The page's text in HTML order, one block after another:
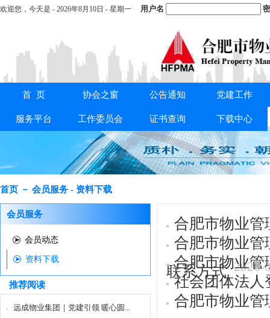
欢迎您， 今天是 - 2026年8月10日 - 星期一 用户名
首 页 协会之窗 公告通知 党建工作
服务平台 工作委员会 证书查询 下载中心
重要通知： 关于交纳2025年度会费的通知
首页 － 会员服务 - 资料下载
会员服务
会员动态
资料下载
推荐阅读
远成物业集团｜党建引领 暖心圆...
合肥市物业管
合肥市物业管
联系方式 2026-
合肥市物业管
社会团体法人
合肥市物业管